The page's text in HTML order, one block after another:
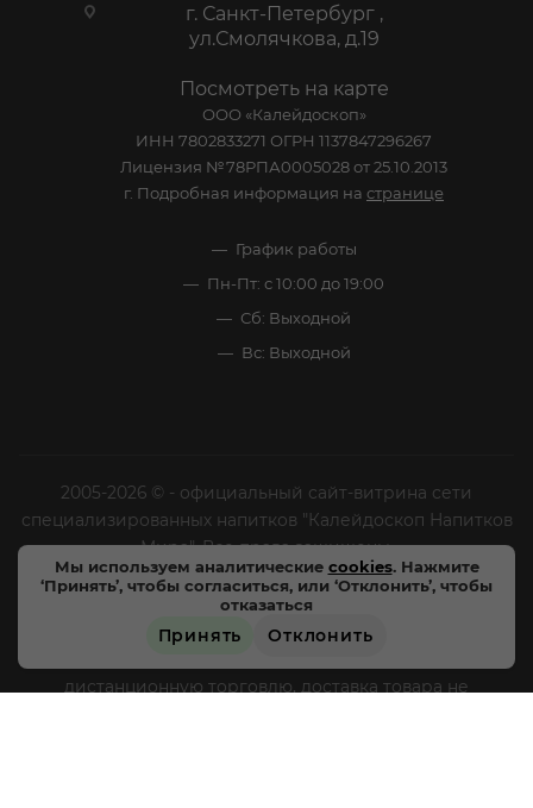
Мы используем аналитические cookies. Нажмите
‘Принять’, чтобы согласиться, или ‘Отклонить’, чтобы
отказаться
Принять Отклонить
г. Санкт-Петербург ,
ул.Смолячкова, д.19
Посмотреть на карте
ООО «Калейдоскоп»
ИНН 7802833271 ОГРН 1137847296267
Лицензия №78РПА0005028 от 25.10.2013
г. Подробная информация на странице
График работы
Пн-Пт: с 10:00 до 19:00
Сб: Выходной
Вс: Выходной
2005-2026 © - официальный сайт-витрина сети
специализированных напитков "Калейдоскоп Напитков
Мира". Все права защищены.
Цены, характеристики и внешний вид товара в
магазинах могут отличаться от указанных на сайте.
дистанционную торговлю, доставка товара не